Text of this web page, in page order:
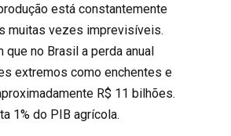
está constantemente
muitas vezes imprevisíveis.
que no Brasil a perda anual
extremos como enchentes e
R$ 11 bilhões.
1% do PIB agrícola.